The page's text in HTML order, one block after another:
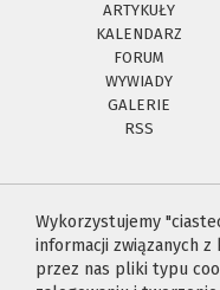
ARTYKUŁY
KALENDARZ
FORUM
WYWIADY
GALERIE
RSS
Wykorzystujemy
informacji związanych
przez nas pliki typu